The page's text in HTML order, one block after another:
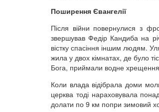
Поширення Євангелії
Після війни повернулися з
звершував Федір Кандиба на
вістку спасіння іншим людям.
жила у двох кімнатах, де було
Бога, приймали водне хрещення
Коли влада відібрала доми
церква тоді нараховувала
долати по 9 км попри зимовий